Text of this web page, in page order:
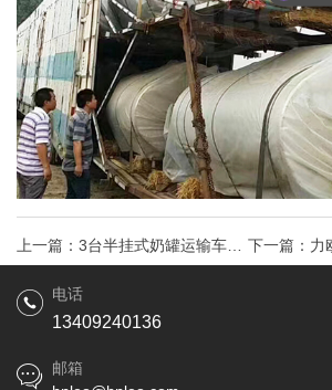
上一篇： 3台半挂式奶罐运输车发
车现场
下一篇： 力
电话
13409240136
邮箱